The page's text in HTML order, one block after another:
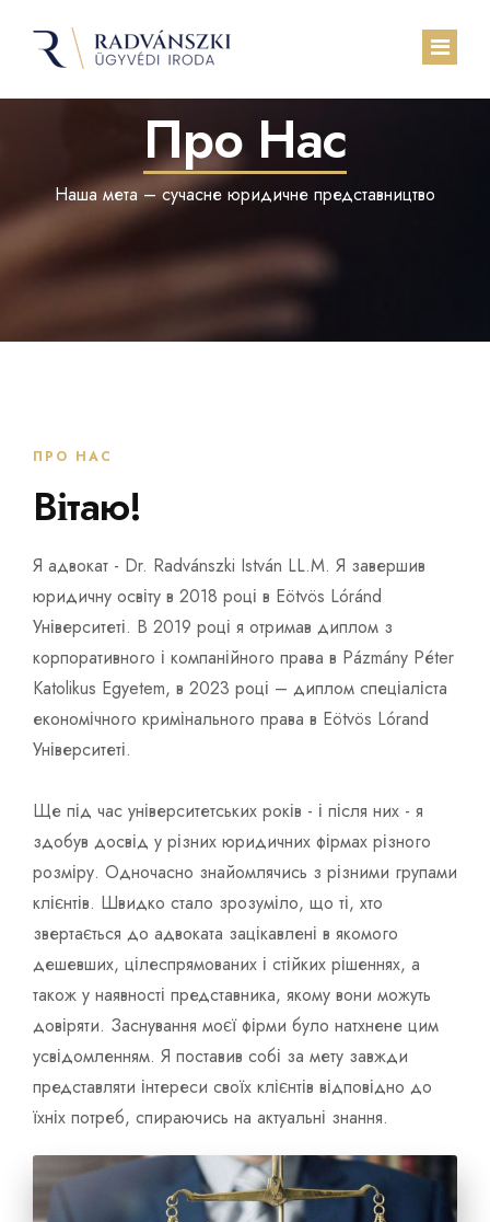
Про Нас
Наші послуги
Про Нас
Наша мета – сучасне юридичне представництво
ПРО НАС
Вітаю!
Я адвокат - Dr. Radvánszki István LL.M. Я завершив
юридичну освіту в 2018 році в Eötvös Lóránd
Університеті. В 2019 році я отримав диплом з
корпоративного і компанійного права в Pázmány Péter
Katolikus Egyetem, в 2023 році – диплом спеціаліста
економічного кримінального права в Eötvös Lórand
Університеті.
Ще під час університетських років - і після них - я
здобув досвід у різних юридичних фірмах різного
розміру. Одночасно знайомлячись з різними групами
клієнтів. Швидко стало зрозуміло, що ті, хто
звертається до адвоката зацікавлені в якомого
дешевших, цілеспрямованих і стійких рішеннях, а
також у наявності представника, якому вони можуть
довіряти. Заснування моєї фірми було натхнене цим
усвідомленням. Я поставив собі за мету завжди
представляти інтереси своїх клієнтів відповідно до
їхніх потреб, спираючись на актуальні знання.